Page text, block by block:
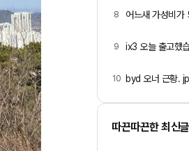
8 어느새 가성비가
9 ix3 오늘 출고했
10 byd 오너 근황.
따끈따끈한 최신글